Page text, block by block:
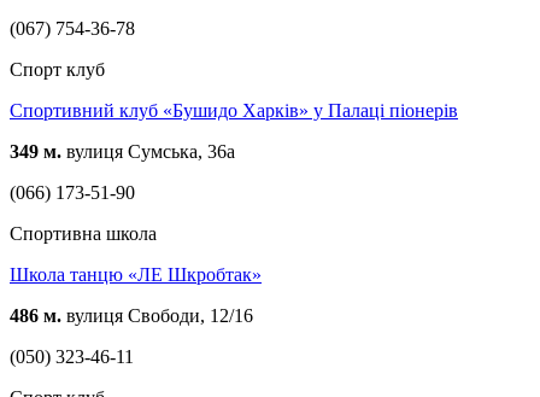
(067) 754-36-78
Спорт клуб
Спортивний клуб «Бушидо Харків» у Палаці піонерів
349 м. вулиця Сумська, 36а
(066) 173-51-90
Спортивна школа
Школа танцю «ЛЕ Шкробтак»
486 м. вулиця Свободи, 12/16
(050) 323-46-11